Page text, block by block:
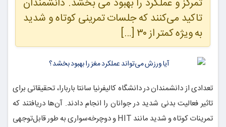
تاکید می‌کنند که جلسات تمرینی کوتاه و شدید
به ویژه کمتر از ۳۰ […]
تعدادی از دانشمندان در دانشگاه کالیفرنیا سانتا باربارا، تحقیقاتی برای
تاثیر فعالیت بدنی شدید در جوانان را انجام دادند. آن‌ها دریافتند که
تمرینات کوتاه و شدید مانند HIT و دوچرخه‌سواری به طور قابل‌توجهی